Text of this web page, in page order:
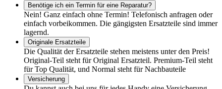
Benötige ich ein Termin für eine Reparatur?
Nein! Ganz einfach ohne Termin! Telefonisch anfragen oder
einfach vorbeikommen. Die gängigsten Ersatzteile sind immer
lagernd.
Originale Ersatzteile
Die Qualität der Ersatzteile stehen meistens unter den Preis!
Original-Teil steht für Original Ersatzteil. Premium-Teil steht
für Top Qualität, und Normal steht für Nachbauteile
Versicherung